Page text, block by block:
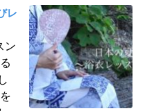
レ
ン